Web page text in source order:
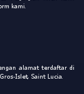
kami.
alamat terdaftar di
Islet, Saint Lucia.